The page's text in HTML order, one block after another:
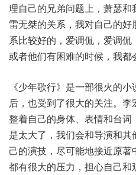
理自己的兄弟问题上，萧瑟
雷无桀的关系，我对自己的
系比较好的，爱调侃，爱调侃
或者他们有困难的时候，我都
《少年歌行》是一部很火的
后，也受到了很大的关注。
整着自己的身体、表情和台词
是太大了，我们会和导演和
己的演技，尽可能地接近原著
都有很大的压力，担心自己和